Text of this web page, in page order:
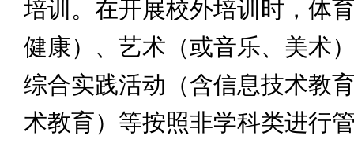
培训。在开展校外培训时，体
健康）、艺术（或音乐、美术
综合实践活动（含信息技术教
术教育）等按照非学科类进行